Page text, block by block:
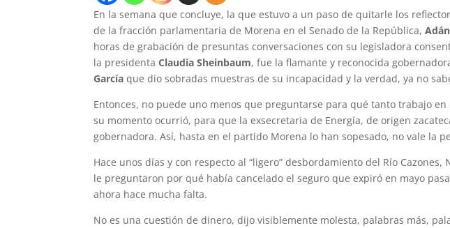
En la semana que concluye, la que estuvo a un paso de quitarle los
de la fracción parlamentaria de Morena en el Senado de la República,
horas de grabación de presuntas conversaciones con su legisladora
la presidentaClaudia Sheinbaum, fue la flamante y reconocida
García que dio sobradas muestras de su incapacidad y la verdad, ya no
Entonces, no puede uno menos que preguntarse para qué tanto trabajo
su momento ocurrió, para que la exsecretaria de Energía, de origen
gobernadora. Así, hasta en el partido Morena lo han sopesado, no vale la
Hace unos días y con respecto al “ligero” desbordamiento del Río
le preguntaron por qué había cancelado el seguro que expiró en mayo
ahora hace mucha falta.
No es una cuestión de dinero, dijo visiblemente molesta, palabras más,